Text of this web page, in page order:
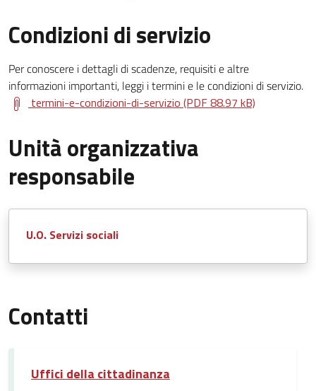
Condizioni di servizio
Per conoscere i dettagli di scadenze, requisiti e altre
informazioni importanti, leggi i termini e le condizioni di servizio.
termini-e-condizioni-di-servizio (PDF 88.97 kB)
Unità organizzativa
responsabile
U.O. Servizi sociali
Contatti
Uffici della cittadinanza